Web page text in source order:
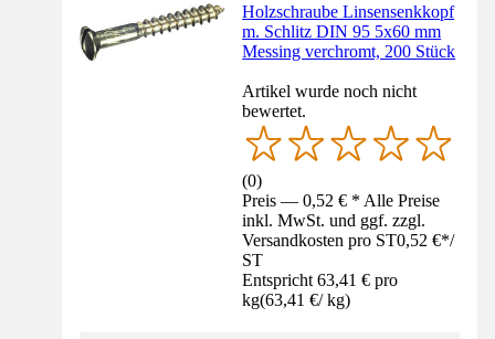
Holzschraube Linsensenkkopf
m. Schlitz DIN 95 5x60 mm
Messing verchromt, 200 Stück
Artikel wurde noch nicht
bewertet.
(0)
Preis — 0,52 € * Alle Preise
inkl. MwSt. und ggf. zzgl.
Versandkosten pro ST0,52 €*/
ST
Entspricht 63,41 € pro
kg(63,41 €/ kg)